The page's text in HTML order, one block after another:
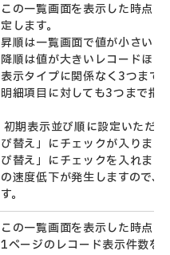
この一覧画面を表示した時点
定します。
昇順は一覧画面で値が小さいレ
降順は値が大きいレコードほど
表示タイプに関係なく3つまで
明細項目に対しても3つまで指
初期表示並び順に設定いただ
び替え」にチェック
び替え」にチェックを入れま
の速度低下が発生しますので
す。
この一覧画面を表示した時点で
1ページのレコード表示件数を